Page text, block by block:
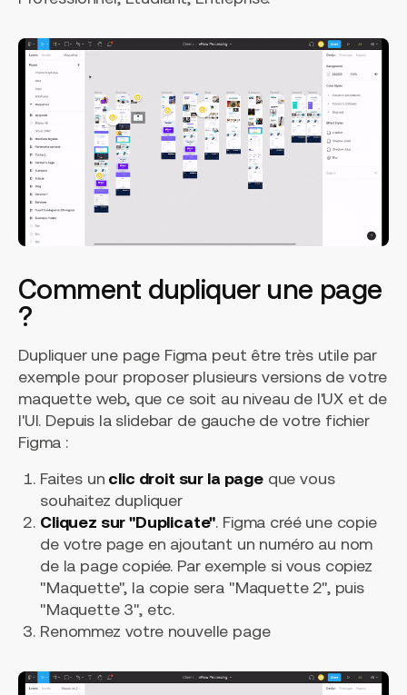
Comment dupliquer une page
?
Dupliquer une page Figma peut être très utile par
exemple pour proposer plusieurs versions de votre
maquette web, que ce soit au niveau de l'UX et de
l'UI. Depuis la slidebar de gauche de votre fichier
Figma :
Faites un clic droit sur la pageque vous
souhaitez dupliquer
Cliquez sur "Duplicate". Figma créé une copie
de votre page en ajoutant un numéro au nom
de la page copiée. Par exemple si vous copiez
"Maquette", la copie sera "Maquette 2", puis
"Maquette 3", etc.
Renommez votre nouvelle page